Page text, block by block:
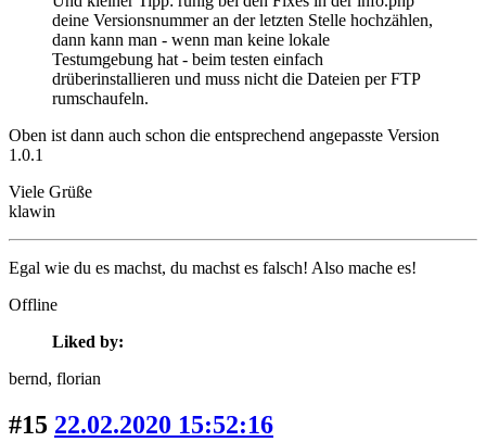
deine Versionsnummer an der letzten Stelle hochzählen,
dann kann man - wenn man keine lokale
Testumgebung hat - beim testen einfach
drüberinstallieren und muss nicht die Dateien per FTP
rumschaufeln.
Oben ist dann auch schon die entsprechend angepasste Version
1.0.1
Viele Grüße
klawin
Egal wie du es machst, du machst es falsch! Also mache es!
Offline
Liked by:
bernd, florian
#15 22.02.2020 15:52:16